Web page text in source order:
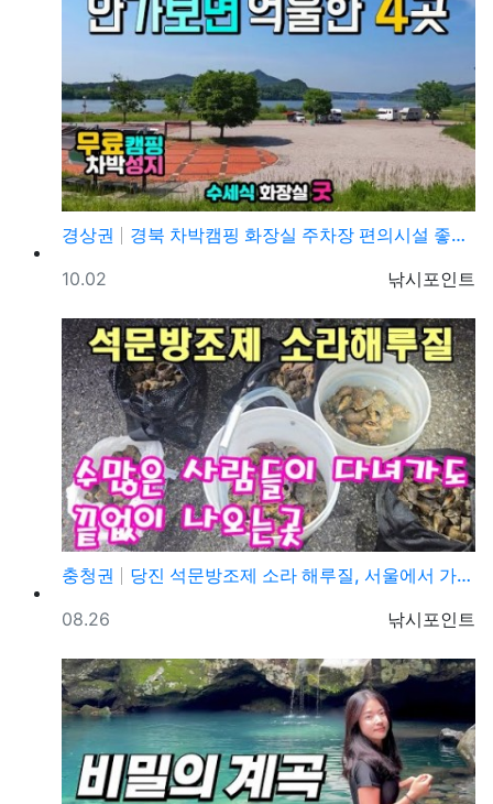
경상권
경북 차박캠핑 화장실 주차장 편의시설 좋은 캠핑장, 의…
등록자
낚시포인트
등록일
10.02
충청권
당진 석문방조제 소라 해루질, 서울에서 가까운 서해 해…
등록자
낚시포인트
등록일
08.26